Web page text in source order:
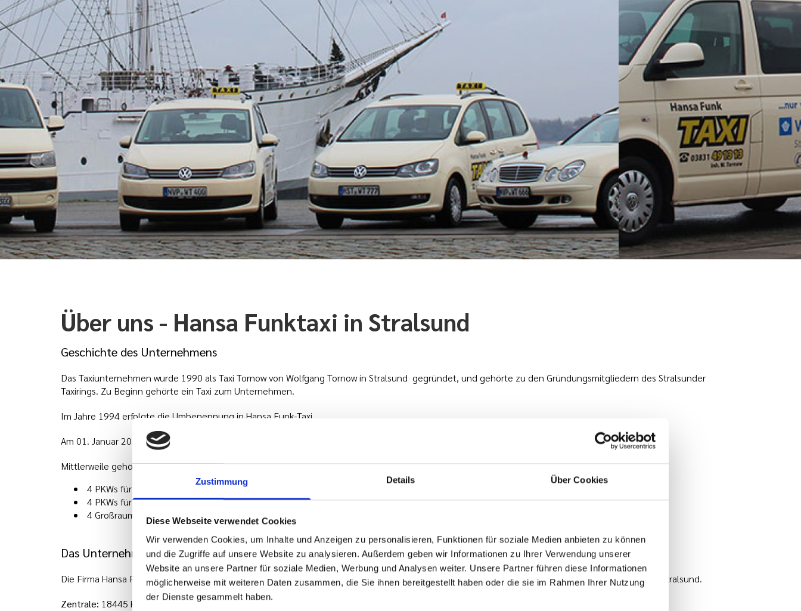
Zustimmung Details Über Cookies
Diese Webseite verwendet Cookies
Wir verwenden Cookies, um Inhalte und Anzeigen zu personalisieren, Funktionen für soziale Medien anbieten zu können
und die Zugriffe auf unsere Website zu analysieren. Außerdem geben wir Informationen zu Ihrer Verwendung unserer
Website an unsere Partner für soziale Medien, Werbung und Analysen weiter. Unsere Partner führen diese Informationen
möglicherweise mit weiteren Daten zusammen, die Sie ihnen bereitgestellt haben oder die sie im Rahmen Ihrer Nutzung
der Dienste gesammelt haben.
Über uns - Hansa Funktaxi in Stralsund
Geschichte des Unternehmens
Das Taxiunternehmen wurde 1990 als Taxi Tornow von Wolfgang Tornow in Stralsund gegründet, und gehörte zu den Gründungsmitgliedern des Stralsunder
Taxirings. Zu Beginn gehörte ein Taxi zum Unternehmen.
Im Jahre 1994 erfolgte die Umbenennung in Hansa Funk-Taxi.
Am 01. Januar 2018 wurde das Unternehmen von Torsten Passehl übernommen.
Mittlerweile gehören 12 Fahrzeuge zum Unternehmen:
4 PKWs für maximal 4 Personen
4 PKWs für maximal 6 Personen
4 Großraumtaxis für maximal 8 Personen
Das Unternehmen Hansa Funktaxi Stralsund
Die Firma Hansa Funk-Taxi in Stralsund hat seine Zentrale in Kramerhof/Groß Kedingshagen, sowie eine Niederlassung im Platz des Friedens 22 in Stralsund.
Zentrale: 18445 Kramerhof / Groß Kedingshagen, Hauptstraße 48.